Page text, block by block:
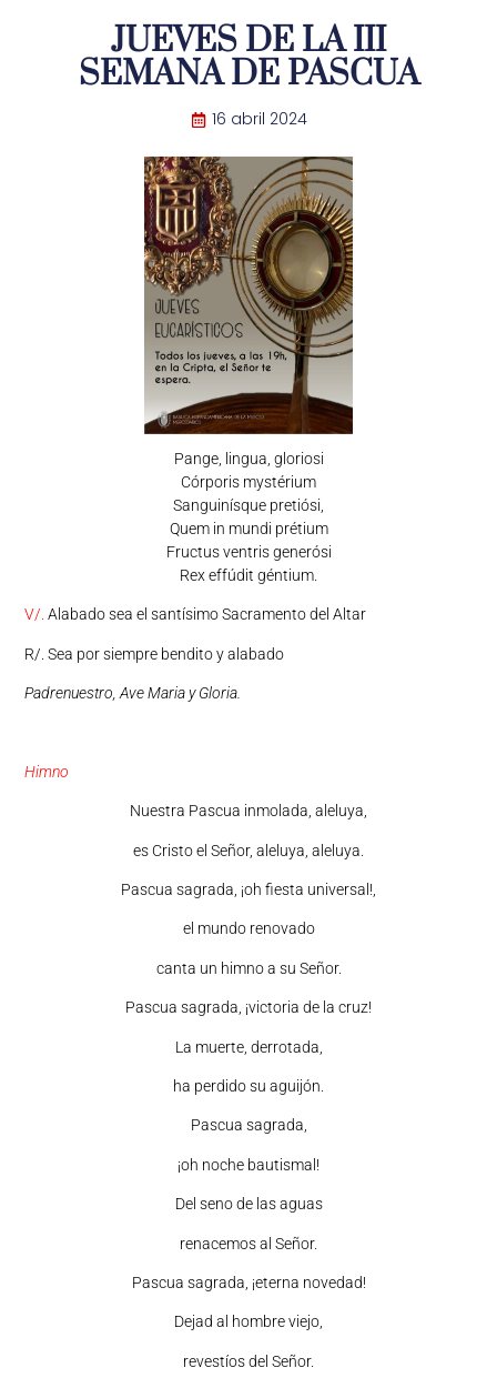
JUEVES DE LA III
SEMANA DE PASCUA
16 abril 2024
Pange, lingua, gloriosi
Córporis mystérium
Sanguinísque pretiósi,
Quem in mundi prétium
Fructus ventris generósi
Rex effúdit géntium.
V/. Alabado sea el santísimo Sacramento del Altar
R/. Sea por siempre bendito y alabado
Padrenuestro, Ave Maria y Gloria.
Himno
Nuestra Pascua inmolada, aleluya,
es Cristo el Señor, aleluya, aleluya.
Pascua sagrada, ¡oh fiesta universal!,
el mundo renovado
canta un himno a su Señor.
Pascua sagrada, ¡victoria de la cruz!
La muerte, derrotada,
ha perdido su aguijón.
Pascua sagrada,
¡oh noche bautismal!
Del seno de las aguas
renacemos al Señor.
Pascua sagrada, ¡eterna novedad!
Dejad al hombre viejo,
revestíos del Señor.